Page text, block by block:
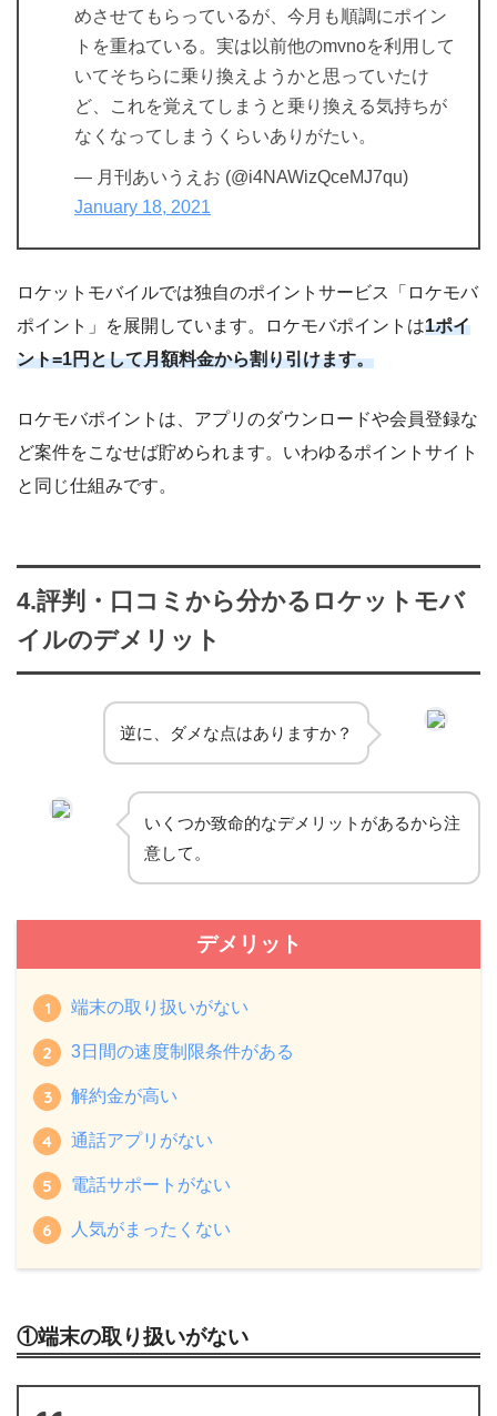
めさせてもらっているが、今月も順調にポイン
トを重ねている。実は以前他のmvnoを利用して
いてそちらに乗り換えようかと思っていたけ
ど、これを覚えてしまうと乗り換える気持ちが
なくなってしまうくらいありがたい。
— 月刊あいうえお (@i4NAWizQceMJ7qu)
January 18, 2021
ロケットモバイルでは独自のポイントサービス「ロケモバ
ポイント」を展開しています。ロケモバポイントは1ポイ
ント=1円として月額料金から割り引けます。
ロケモバポイントは、アプリのダウンロードや会員登録な
ど案件をこなせば貯められます。いわゆるポイントサイト
と同じ仕組みです。
4.評判・口コミから分かるロケットモバ
イルのデメリット
逆に、ダメな点はありますか？
いくつか致命的なデメリットがあるから注
意して。
デメリット
端末の取り扱いがない
3日間の速度制限条件がある
解約金が高い
通話アプリがない
電話サポートがない
人気がまったくない
①端末の取り扱いがない